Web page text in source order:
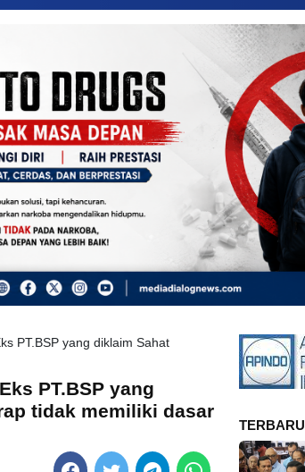
PT.BSP yang diklaim Sahat
PT.BSP yang
tidak memiliki dasar
TERBARU